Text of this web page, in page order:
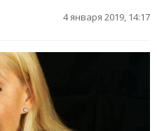
4 января 2019, 14:17